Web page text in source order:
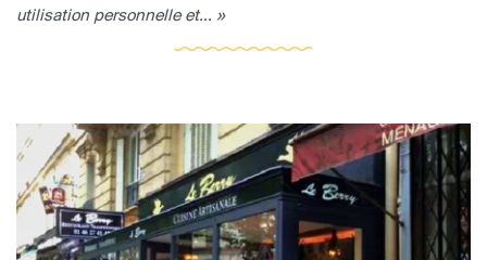
utilisation personnelle et... »